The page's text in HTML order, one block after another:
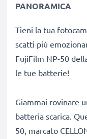
PANORAMICA
Tieni la tua
scatti più
FujiFilm NP-50
le tue batterie!
Giammai rovinare
batteria scarica.
50, marcato